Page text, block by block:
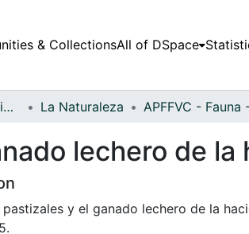
& CollectionsAll of DSpace
Fondo Archivo del Patrimonio Fotográfico y Fílmico del Valle del Cauca La Naturaleza
lechero de la
y el ganado lechero de la